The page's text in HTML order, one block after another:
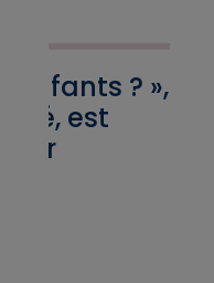
enfants ? »,
est